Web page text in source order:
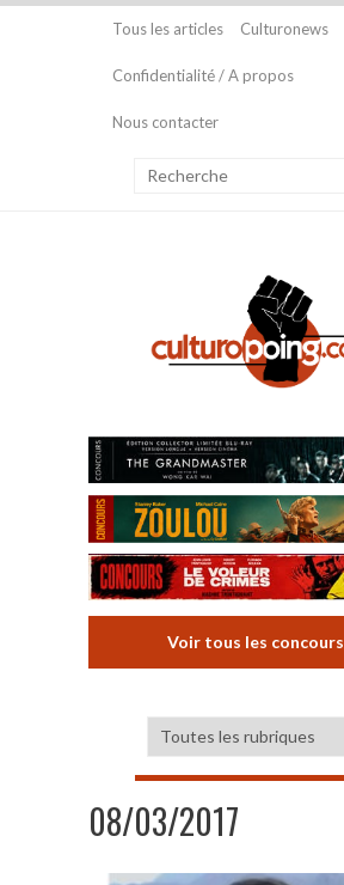
Tous les articles Culturonews
Confidentialité / A propos
Nous contacter
Voir tous les concours
08/03/2017